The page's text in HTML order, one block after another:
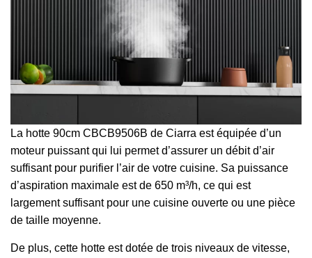
La hotte 90cm CBCB9506B de Ciarra est équipée d’un
moteur puissant qui lui permet d’assurer un débit d’air
suffisant pour purifier l’air de votre cuisine. Sa puissance
d’aspiration maximale est de 650 m³/h, ce qui est
largement suffisant pour une cuisine ouverte ou une pièce
de taille moyenne.
De plus, cette hotte est dotée de trois niveaux de vitesse,